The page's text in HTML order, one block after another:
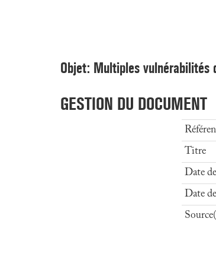
Objet: Multiples vulnérabilités
GESTION DU DOCUMENT
Titre
Date
Date